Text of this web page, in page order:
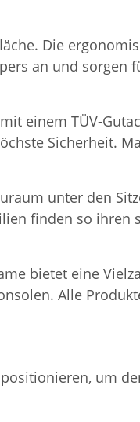
Die
an und sorgen
einem TÜV-
Sicherheit.
unter den
finden so ihren
bietet eine
Alle
um